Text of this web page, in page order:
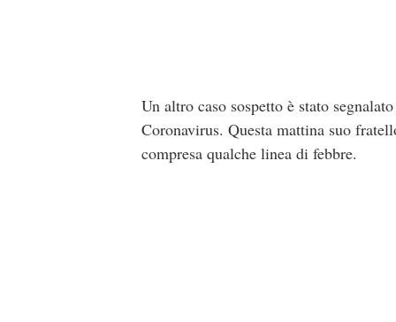
Un altro caso sospetto è stato
Coronavirus. Questa mattina suo
compresa qualche linea di febbre.